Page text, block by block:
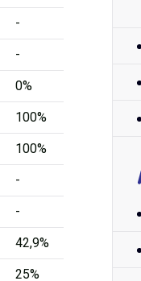
-
-
0%
100%
100%
-
-
42,9%
25%